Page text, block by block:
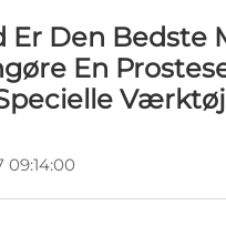
Er Den Bedste
En
09:14:00